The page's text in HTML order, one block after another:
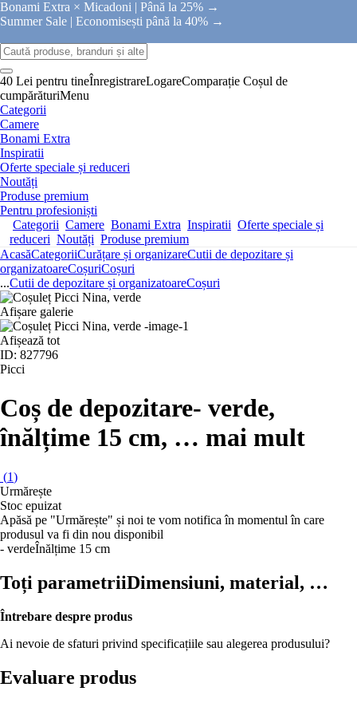
Bonami Extra × Micadoni | Până la 25% →
Summer Sale | Economisești până la 40% →
40 Lei pentru tineÎnregistrareLogareComparație Coșul de
cumpărăturiMenu
Categorii
Camere
Bonami Extra
Inspiratii
Oferte speciale și reduceri
Noutăți
Produse premium
Pentru profesioniști
Categorii Camere Bonami Extra Inspiratii Oferte speciale și
reduceri Noutăți Produse premium
AcasăCategoriiCurățare și organizareCutii de depozitare și
organizatoareCoșuriCoșuri
...Cutii de depozitare și organizatoareCoșuri
Afișare galerie
Afișează tot
ID: 827796
Picci
Coș de depozitare- verde,
înălțime 15 cm, … mai mult
(1)
Urmărește
Stoc epuizat
Apăsă pe "Urmărește" și noi te vom notifica în momentul în care
produsul va fi din nou disponibil
- verdeÎnălțime 15 cm
Toți parametriiDimensiuni, material, …
Întrebare despre produs
Ai nevoie de sfaturi privind specificațiile sau alegerea produsului?
Evaluare produs